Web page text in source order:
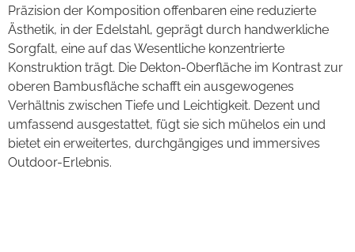
Präzision der Komposition offenbaren eine reduzierte
Ästhetik, in der Edelstahl, geprägt durch handwerkliche
Sorgfalt, eine auf das Wesentliche konzentrierte
Konstruktion trägt. Die Dekton-Oberfläche im Kontrast zur
oberen Bambusfläche schafft ein ausgewogenes
Verhältnis zwischen Tiefe und Leichtigkeit. Dezent und
umfassend ausgestattet, fügt sie sich mühelos ein und
bietet ein erweitertes, durchgängiges und immersives
Outdoor-Erlebnis.